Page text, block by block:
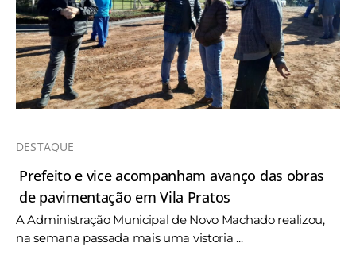
DESTAQUE
Prefeito e vice acompanham avanço das obras
de pavimentação em Vila Pratos
A Administração Municipal de Novo Machado realizou,
na semana passada mais uma vistoria ...